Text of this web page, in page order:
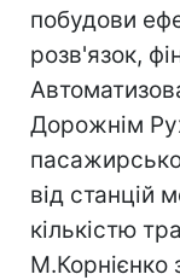
побудови
розв'язок,
Дорожнім
від станцій
кiлькiстю
М.Корнiєнко